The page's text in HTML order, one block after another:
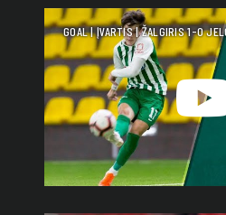
GOAL | ĮVARTIS | ŽALGIRIS 1-0